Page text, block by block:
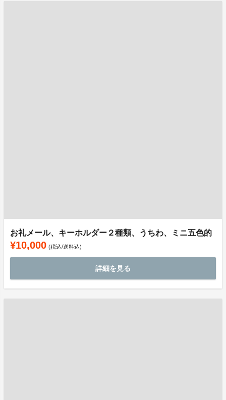
お礼メール、キーホルダー２種類、うちわ、ミニ五色的
¥10,000 (税込/送料込)
詳細を見る